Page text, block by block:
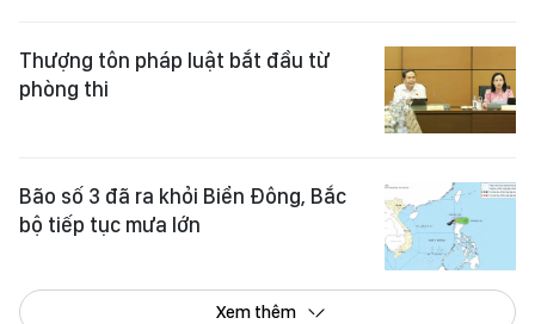
Thượng tôn pháp luật bắt đầu từ
phòng thi
Bão số 3 đã ra khỏi Biển Đông, Bắc
bộ tiếp tục mưa lớn
Xem thêm